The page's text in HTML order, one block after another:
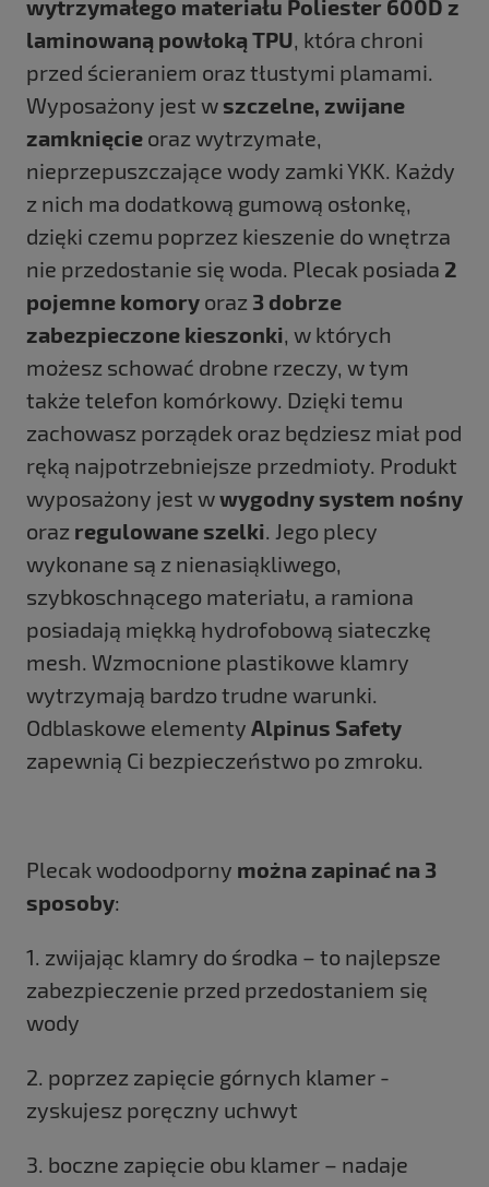
wytrzymałego materiału Poliester 600D z
laminowaną powłoką TPU , która chroni
przed ścieraniem oraz tłustymi plamami.
Wyposażony jest w szczelne, zwijane
zamknięcie oraz wytrzymałe,
nieprzepuszczające wody zamki YKK. Każdy
z nich ma dodatkową gumową osłonkę,
dzięki czemu poprzez kieszenie do wnętrza
nie przedostanie się woda. Plecak posiada 2
pojemne komory oraz 3 dobrze
zabezpieczone kieszonki , w których
możesz schować drobne rzeczy, w tym
także telefon komórkowy. Dzięki temu
zachowasz porządek oraz będziesz miał pod
ręką najpotrzebniejsze przedmioty. Produkt
wyposażony jest wwygodny system nośny
oraz regulowane szelki . Jego plecy
wykonane są z nienasiąkliwego,
szybkoschnącego materiału, a ramiona
posiadają miękką hydrofobową siateczkę
mesh. Wzmocnione plastikowe klamry
wytrzymają bardzo trudne warunki.
Odblaskowe elementy Alpinus Safety
zapewnią Ci bezpieczeństwo po zmroku.
Plecak wodoodporny można zapinać na 3
sposoby:
1. zwijając klamry do środka – to najlepsze
zabezpieczenie przed przedostaniem się
wody
2. poprzez zapięcie górnych klamer -
zyskujesz poręczny uchwyt
3. boczne zapięcie obu klamer – nadaje